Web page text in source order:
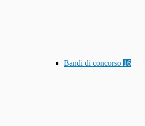
Bandi di concorso 16